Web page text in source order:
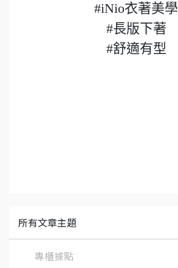
#iNio衣著美學
#長版下著
#舒適有型
所有文章主題
專櫃據點